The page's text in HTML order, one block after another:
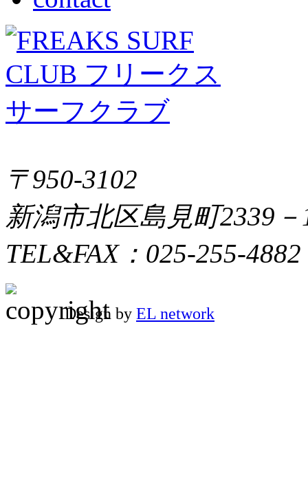
〒950-3102
新潟市北区島見町2339－
TEL&FAX：025-255-4882
Design by EL network